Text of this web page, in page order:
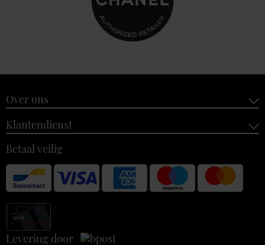
Over ons
Klantendienst
Betaal veilig
Levering door